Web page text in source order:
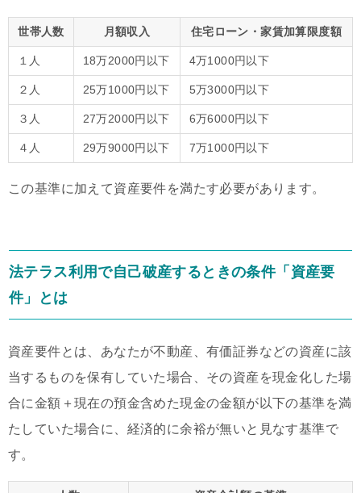
世帯人数 月額収入 住宅ローン・家賃加算限度額
１人 18万2000円以下 4万1000円以下
２人 25万1000円以下 5万3000円以下
３人 27万2000円以下 6万6000円以下
４人 29万9000円以下 7万1000円以下
この基準に加えて資産要件を満たす必要があります。
法テラス利用で自己破産するときの条件「資産要
件」とは
資産要件とは、あなたが不動産、有価証券などの資産に該
当するものを保有していた場合、その資産を現金化した場
合に金額＋現在の預金含めた現金の金額が以下の基準を満
たしていた場合に、経済的に余裕が無いと見なす基準で
す。